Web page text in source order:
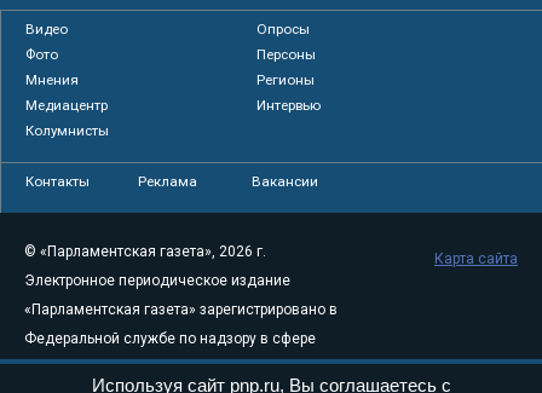
Видео
Опросы
Фото
Персоны
Мнения
Регионы
Медиацентр
Интервью
Колумнисты
Контакты Реклама Вакансии
© «Парламентская газета», 2026 г.
Электронное периодическое издание
«Парламентская газета» зарегистрировано в
Федеральной службе по надзору в сфере
связи, информационных технологий и
Карта сайта
Используя сайт pnp.ru, Вы соглашаетесь с